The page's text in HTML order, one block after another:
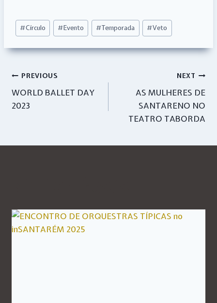
Post
Tags:
#Círculo #Evento #Temporada #Veto
Navegação
de
PREVIOUS
WORLD BALLET DAY
2023
NEXT
AS MULHERES DE
SANTARENO NO
TEATRO TABORDA